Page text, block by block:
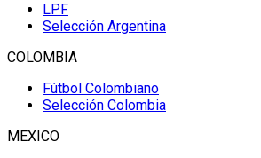
LPF
Selección Argentina
COLOMBIA
Fútbol Colombiano
Selección Colombia
MEXICO